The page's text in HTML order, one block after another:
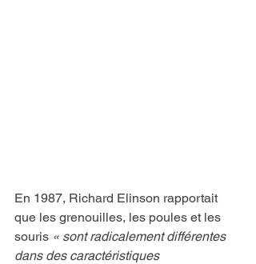
En 1987, Richard Elinson rapportait
que les grenouilles, les poules et les
souris « sont radicalement différentes
dans des caractéristiques